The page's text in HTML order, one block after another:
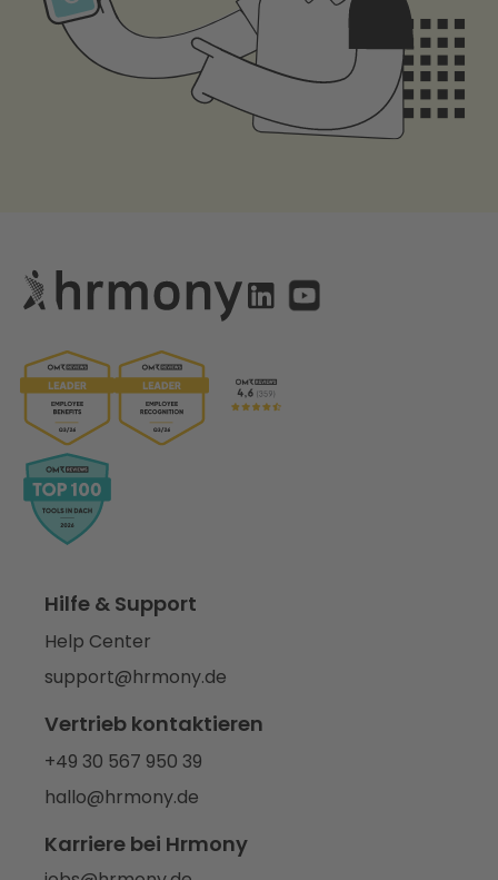
Hilfe & Support
Help Center
support@hrmony.de
Vertrieb kontaktieren
+49 30 567 950 39
hallo@hrmony.de
Karriere bei Hrmony